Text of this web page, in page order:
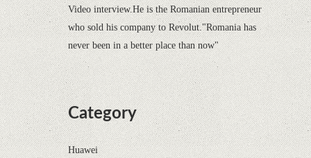
​​Video interview.He is the Romanian entrepreneur
who sold his company to Revolut."Romania has
never been in a better place than now"
Category
Huawei